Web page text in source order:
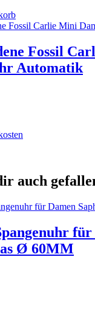
Fossil
Automatik
auch
für
Ø 60MM